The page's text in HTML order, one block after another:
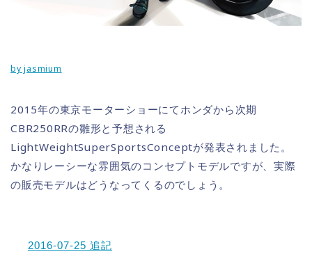
by jasmium
2015年の東京モーターショーにてホンダから次期
CBR250RRの雛形と予想される
LightWeightSuperSportsConceptが発表されました。
かなりレーシーな雰囲気のコンセプトモデルですが、実際
の販売モデルはどうなってくるのでしょう。
2016-07-25 追記